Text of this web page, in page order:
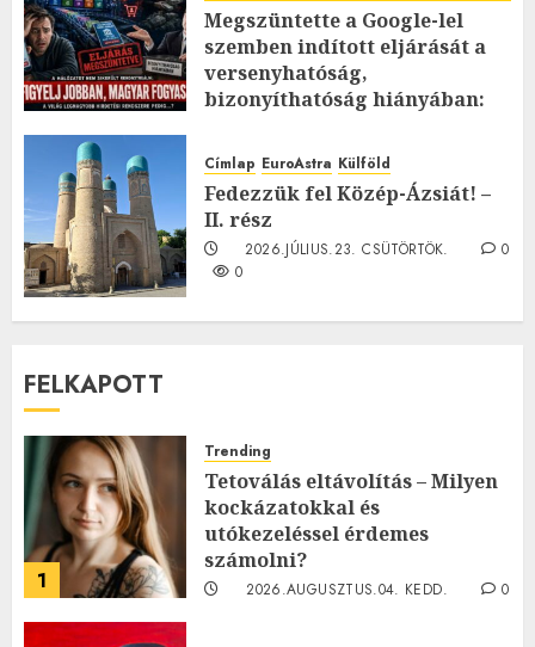
Megszüntette a Google-lel
szemben indított eljárását a
versenyhatóság,
bizonyíthatóság hiányában:
2026.JÚLIUS.23. CSÜTÖRTÖK.
0
Címlap EuroAstra Külföld
Fedezzük fel Közép-Ázsiát! –
II. rész
2026.JÚLIUS.23. CSÜTÖRTÖK.
0
0
FELKAPOTT
1
Trending
Tetoválás eltávolítás – Milyen
kockázatokkal és
utókezeléssel érdemes
számolni?
2026.AUGUSZTUS.04. KEDD.
0